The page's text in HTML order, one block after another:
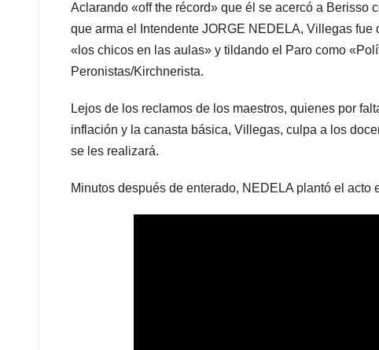
Aclarando «off the récord» que él se acercó a Berisso
que arma el Intendente JORGE NEDELA, Villegas
«los chicos en las aulas» y tildando el Paro como
Peronistas/Kirchnerista.
Lejos de los reclamos de los maestros, quienes por
inflación y la canasta básica, Villegas, culpa a los
se les realizará.
Minutos después de enterado, NEDELA plantó el acto